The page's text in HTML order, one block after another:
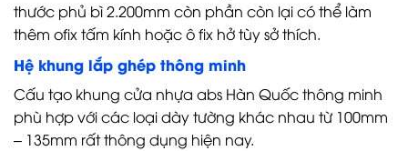
thước phủ bì 2.200mm còn phần còn lại có thể làm
thêm ofix tấm kính hoặc ô fix hở tùy sở thích.
Hệ khung lắp ghép thông minh
Cấu tạo khung cửa nhựa abs Hàn Quốc thông minh
phù hợp với các loại dày tường khác nhau từ 100mm
– 135mm rất thông dụng hiện nay.